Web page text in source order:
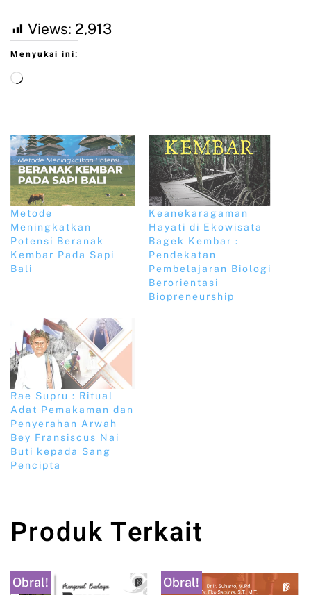
Views: 2,913
Menyukai ini:
Metode
Meningkatkan
Potensi Beranak
Kembar Pada Sapi
Bali
Keanekaragaman
Hayati di Ekowisata
Bagek Kembar :
Pendekatan
Pembelajaran Biologi
Berorientasi
Biopreneurship
Rae Supru : Ritual
Adat Pemakaman dan
Penyerahan Arwah
Bey Fransiscus Nai
Buti kepada Sang
Pencipta
Produk Terkait
Obral! Obral!